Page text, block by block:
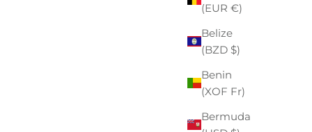
(EUR €)
Belize
(BZD $)
Benin
(XOF Fr)
Bermuda